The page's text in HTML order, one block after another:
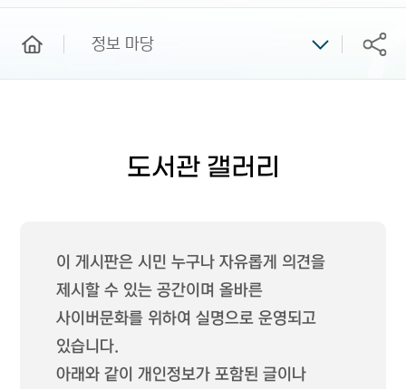
정보 마당 공유
도서관 갤러리
이 게시판은 시민 누구나 자유롭게 의견을
제시할 수 있는 공간이며 올바른
사이버문화를 위하여 실명으로 운영되고
있습니다.
아래와 같이 개인정보가 포함된 글이나